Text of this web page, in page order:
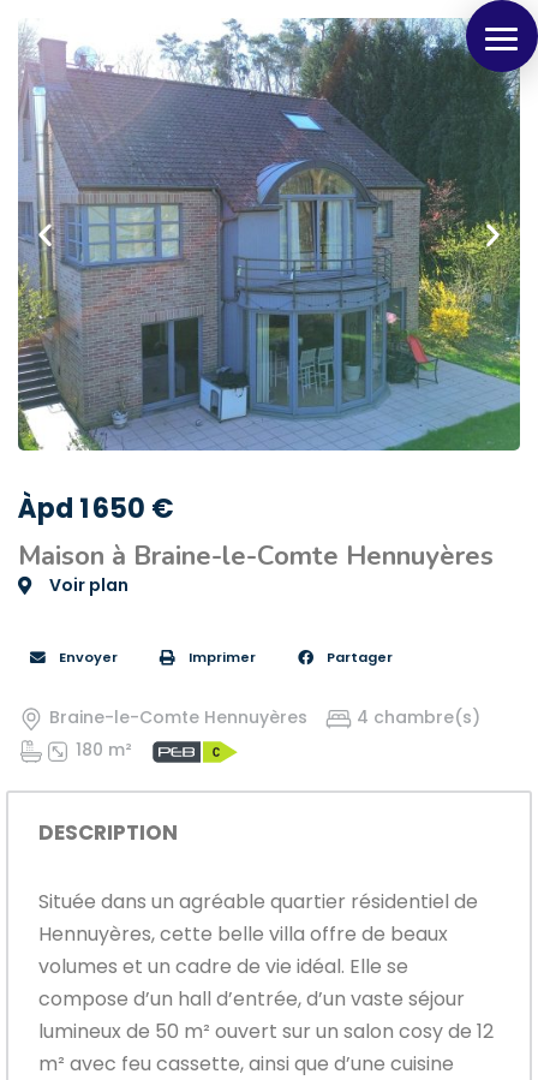
Panneau de gestion des cookies
Àpd 1 650 €
Maison à Braine-le-Comte Hennuyères
Voir plan
Envoyer Imprimer Partager
Braine-le-Comte Hennuyères
4 chambre(s)
180 m²
DESCRIPTION
Située dans un agréable quartier résidentiel de
Hennuyères, cette belle villa offre de beaux
volumes et un cadre de vie idéal. Elle se
compose d’un hall d’entrée, d’un vaste séjour
lumineux de 50 m² ouvert sur un salon cosy de 12
m² avec feu cassette, ainsi que d’une cuisine